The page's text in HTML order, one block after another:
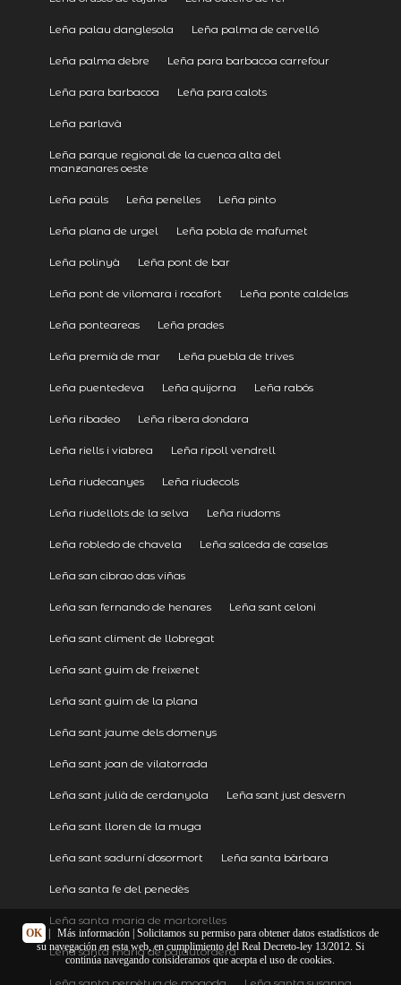
Leña palau danglesola Leña palma de cervelló
Leña palma debre Leña para barbacoa carrefour
Leña para barbacoa Leña para calots
Leña parlavà
Leña parque regional de la cuenca alta del
manzanares oeste
Leña paüls Leña penelles Leña pinto
Leña plana de urgel Leña pobla de mafumet
Leña polinyà Leña pont de bar
Leña pont de vilomara i rocafort Leña ponte caldelas
Leña ponteareas Leña prades
Leña premià de mar Leña puebla de trives
Leña puentedeva Leña quijorna Leña rabós
Leña ribadeo Leña ribera dondara
Leña riells i viabrea Leña ripoll vendrell
Leña riudecanyes Leña riudecols
Leña riudellots de la selva Leña riudoms
Leña robledo de chavela Leña salceda de caselas
Leña san cibrao das viñas
Leña san fernando de henares Leña sant celoni
Leña sant climent de llobregat
Leña sant guim de freixenet
Leña sant guim de la plana
Leña sant jaume dels domenys
Leña sant joan de vilatorrada
Leña sant julià de cerdanyola Leña sant just desvern
Leña sant lloren de la muga
Leña sant sadurní dosormort Leña santa bàrbara
Leña santa fe del penedès
Leña santa maria de martorelles
Leña santa maria de palautordera
OK Más información| Solicitamos su permiso para obtener datos estadísticos de
su navegación en esta web, en cumplimiento del Real Decreto-ley 13/2012. Si
continúa navegando consideramos que acepta el uso de cookies.